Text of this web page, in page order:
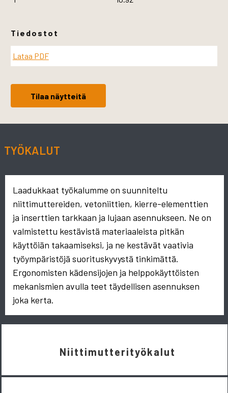
Tiedostot
Lataa PDF
Tilaa näytteitä
TYÖKALUT
Laadukkaat työkalumme on suunniteltu
niittimuttereiden, vetoniittien, kierre-elementtien
ja inserttien tarkkaan ja lujaan asennukseen. Ne on
valmistettu kestävistä materiaaleista pitkän
käyttöiän takaamiseksi, ja ne kestävät vaativia
työympäristöjä suorituskyvystä tinkimättä.
Ergonomisten kädensijojen ja helppokäyttöisten
mekanismien avulla teet täydellisen asennuksen
joka kerta.
Niittimutterityökalut